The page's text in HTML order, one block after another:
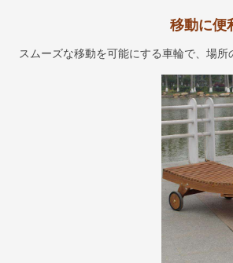
移動に便
スムーズな移動を可能にする車輪で、場所